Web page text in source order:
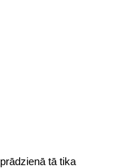
tā tika